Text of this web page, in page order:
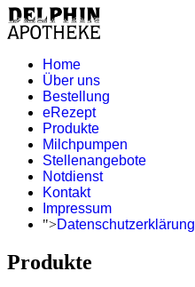
Home
Über uns
Bestellung
eRezept
Produkte
Milchpumpen
Stellenangebote
Notdienst
Kontakt
Impressum
">Datenschutzerklärung
Produkte